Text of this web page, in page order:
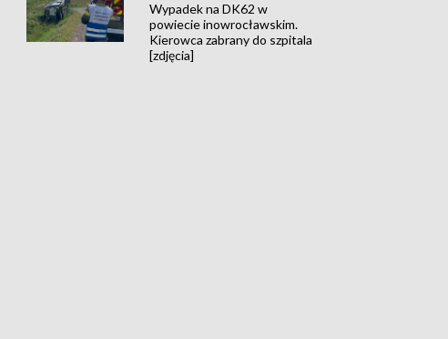
Wypadek na DK62 w
powiecie inowrocławskim.
Kierowca zabrany do szpitala
[zdjęcia]